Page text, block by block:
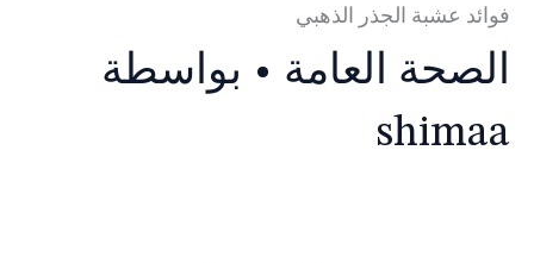
فوائد عشبة الجذر الذهبي
الصحة العامة • بواسطة
shimaa